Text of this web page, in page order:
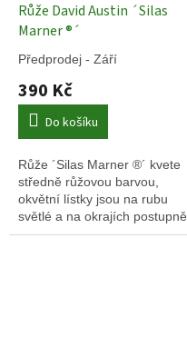
Růže David Austin ´Silas
Marner ®´
Předprodej - Září
390 Kč
Do košíku
Růže ´Silas Marner ®´ kvete
středně růžovou barvou,
okvětní lístky jsou na rubu
světlé a na okrajích postupně
vyblednou